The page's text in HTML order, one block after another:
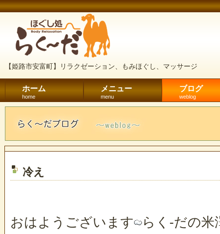
【姫路市安富町】リラクゼーション、もみほぐし、マッサージ
ホーム
home
メニュー
menu
ブログ
weblog
冷え
おはようございます
らく-だの米